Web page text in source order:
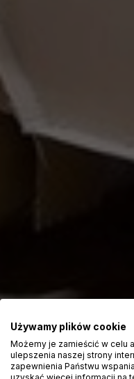
Używamy plików cookie
Możemy je zamieścić w celu
ulepszenia naszej strony
zapewnienia Państwu
uzyskać więcej informacji na